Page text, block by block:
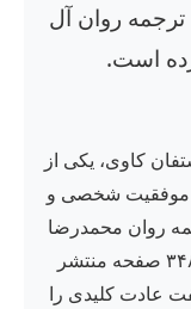
روان آل
است.
کاوی، یکی از
موفقیت شخصی و
روان محمدرضا
آل یاسین و توسط انتشارات هامون در ۳۴۸ صفحه منتشر
عادت کلیدی را